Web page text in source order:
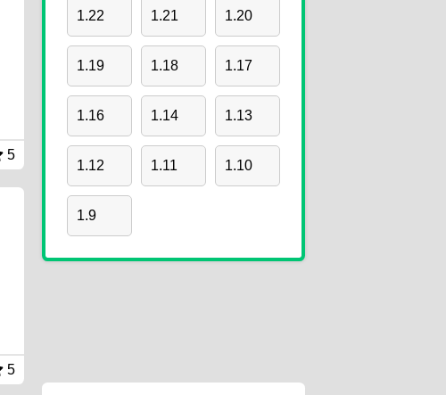
5
5
1.22 1.21 1.20
1.19 1.18 1.17
1.16 1.14 1.13
1.12 1.11 1.10
1.9